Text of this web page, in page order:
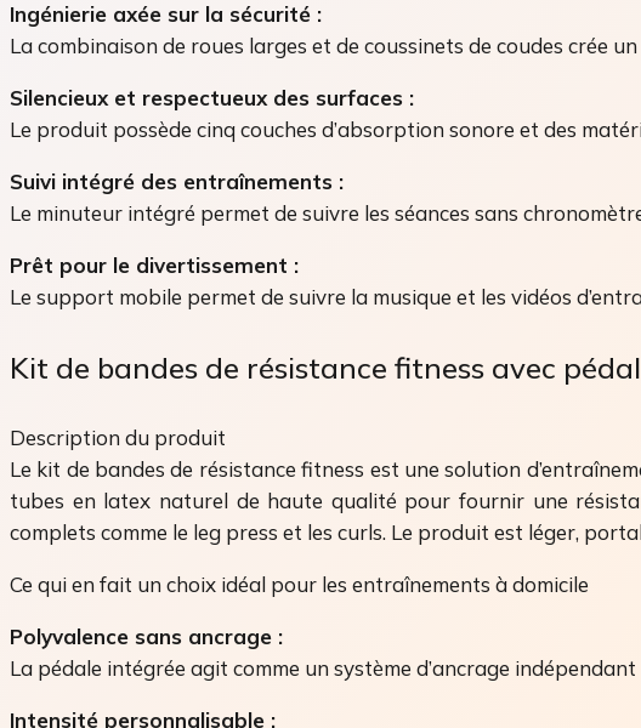
Ingénierie axée sur la sécurité :
La combinaison de roues larges et de coussinets de coudes crée
Silencieux et respectueux des surfaces :
Le produit possède cinq couches d’absorption sonore et des
Suivi intégré des entraînements :
Le minuteur intégré permet de suivre les séances sans
Prêt pour le divertissement :
Le support mobile permet de suivre la musique et les vidéos
Kit de bandes de résistance fitness avec
Description du produit
Le kit de bandes de résistance fitness est une solution
tubes en latex naturel de haute qualité pour fournir une
complets comme le leg press et les curls. Le produit est léger,
Ce qui en fait un choix idéal pour les entraînements à domicile
Polyvalence sans ancrage :
La pédale intégrée agit comme un système d’ancrage
Intensité personnalisable :